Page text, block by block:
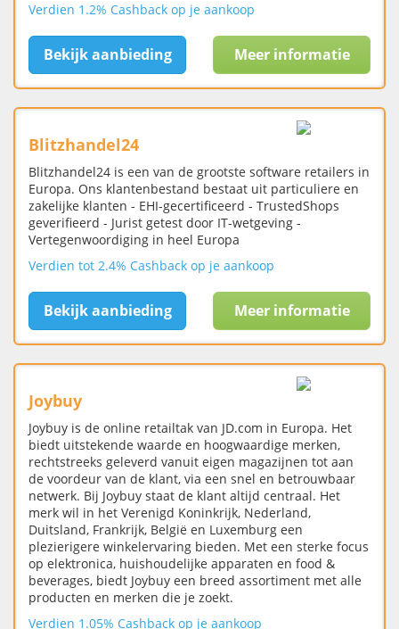
Verdien 1.2% Cashback op je aankoop
Bekijk aanbieding Meer informatie
Blitzhandel24
Blitzhandel24 is een van de grootste software retailers in
Europa. Ons klantenbestand bestaat uit particuliere en
zakelijke klanten - EHI-gecertificeerd - TrustedShops
geverifieerd - Jurist getest door IT-wetgeving -
Vertegenwoordiging in heel Europa
Verdien tot 2.4% Cashback op je aankoop
Bekijk aanbieding Meer informatie
Joybuy
Joybuy is de online retailtak van JD.com in Europa. Het
biedt uitstekende waarde en hoogwaardige merken,
rechtstreeks geleverd vanuit eigen magazijnen tot aan
de voordeur van de klant, via een snel en betrouwbaar
netwerk. Bij Joybuy staat de klant altijd centraal. Het
merk wil in het Verenigd Koninkrijk, Nederland,
Duitsland, Frankrijk, België en Luxemburg een
plezierigere winkelervaring bieden. Met een sterke focus
op elektronica, huishoudelijke apparaten en food &
beverages, biedt Joybuy een breed assortiment met alle
producten en merken die je zoekt.
Verdien 1.05% Cashback op je aankoop